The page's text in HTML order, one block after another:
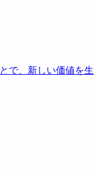
で、新しい価値を生